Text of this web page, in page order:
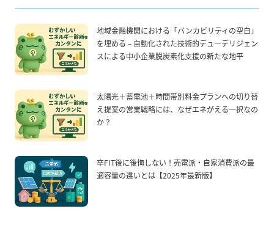
地域金融機関における「バンカビリティの空白」
を埋める – 自動化された技術的デューデリジェン
スによる中小企業脱炭素化支援の新たな地平
太陽光＋蓄電池＋時間帯別料金プランへの切り替
え提案の営業戦略には、なぜエネがえる一択なの
か？
卒FIT後に後悔しない！売電派・自家消費派の最
適容量の違いとは【2025年最新版】